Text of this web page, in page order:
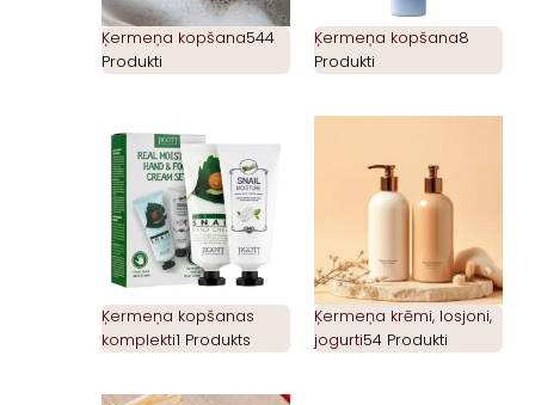
Ķermeņa kopšana544
Produkti
Ķermeņa kopšana8
Produkti
Ķermeņa kopšanas
komplekti1 Produkts
Ķermeņa krēmi, losjoni,
jogurti54 Produkti